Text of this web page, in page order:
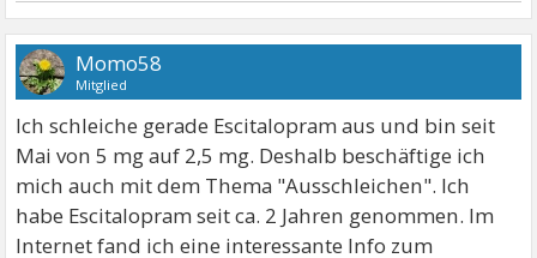
Momo58
Mitglied
Ich schleiche gerade Escitalopram aus und bin seit
Mai von 5 mg auf 2,5 mg. Deshalb beschäftige ich
mich auch mit dem Thema "Ausschleichen". Ich
habe Escitalopram seit ca. 2 Jahren genommen. Im
Internet fand ich eine interessante Info zum